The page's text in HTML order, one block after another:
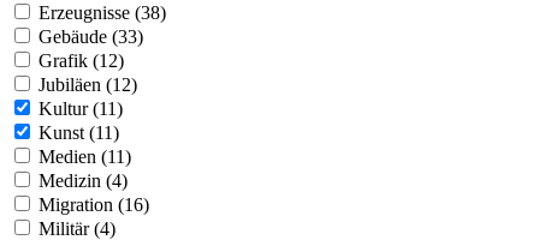
Erzeugnisse (38)
Gebäude (33)
Grafik (12)
Jubiläen (12)
Kultur (11)
Kunst (11)
Medien (11)
Medizin (4)
Migration (16)
Militär (4)